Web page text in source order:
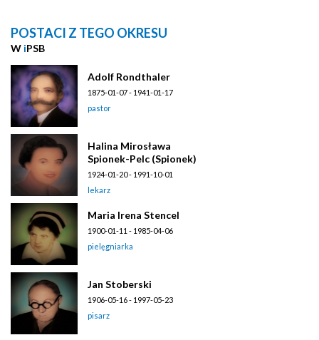
POSTACI Z TEGO OKRESU
W iPSB
Adolf Rondthaler
1875-01-07 - 1941-01-17
pastor
Halina Mirosława
Spionek-Pelc (Spionek)
1924-01-20 - 1991-10-01
lekarz
Maria Irena Stencel
1900-01-11 - 1985-04-06
pielęgniarka
Jan Stoberski
1906-05-16 - 1997-05-23
pisarz